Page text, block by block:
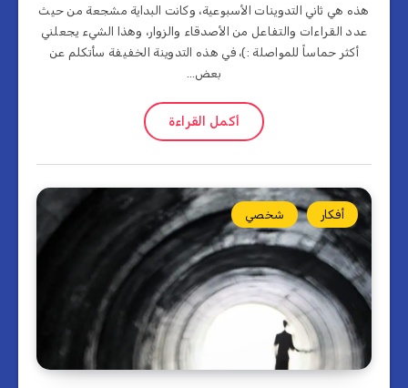
هذه هي ثاني التدوينات الأسبوعية، وكانت البداية مشجعة من حيث
عدد القراءات والتفاعل من الأصدقاء والزوار، وهذا الشيء يجعلني
أكثر حماساً للمواصلة :)، في هذه التدوينة الخفيفة سأتكلم عن
بعض…
أكمل القراءة
أفكار شخصي